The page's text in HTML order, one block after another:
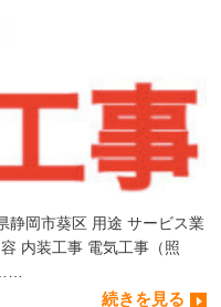
静岡市葵区 用途 サービス業
内装工事 電気工事（照
続きを見る